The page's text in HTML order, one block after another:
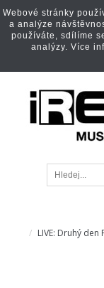
LIVE: Druhý
Webové stránky
a analýze
používáte, sdílíme
analýzy. Více